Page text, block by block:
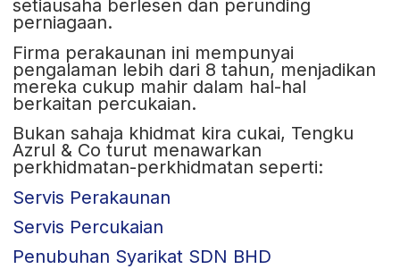
setiausaha berlesen dan perunding
perniagaan.
Firma perakaunan ini mempunyai
pengalaman lebih dari 8 tahun, menjadikan
mereka cukup mahir dalam hal-hal
berkaitan percukaian.
Bukan sahaja khidmat kira cukai, Tengku
Azrul & Co turut menawarkan
perkhidmatan-perkhidmatan seperti:
Servis Perakaunan
Servis Percukaian
Penubuhan Syarikat SDN BHD